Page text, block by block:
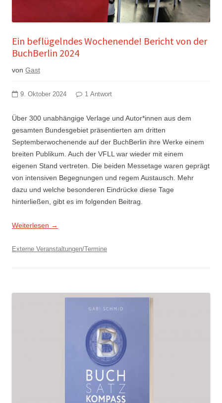
Ein beflügelndes Wochenende! Bericht von der
BuchBerlin 2024
von Gast
9. Oktober 2024 1 Antwort
Über 300 unabhängige Verlage und Autor*innen aus dem
gesamten Bundesgebiet präsentierten am dritten
Septemberwochenende auf der BuchBerlin ihre Werke einem
breiten Publikum. Auch der VFLL war wieder mit einem
eigenen Stand vertreten. Die beiden Messetage waren geprägt
von intensiven Begegnungen und regem Austausch. Mehr
dazu und welche besonderen Eindrücke diese Tage
hinterließen, gibt es im folgenden Beitrag.
Weiterlesen →
Externe Veranstaltungen/Termine